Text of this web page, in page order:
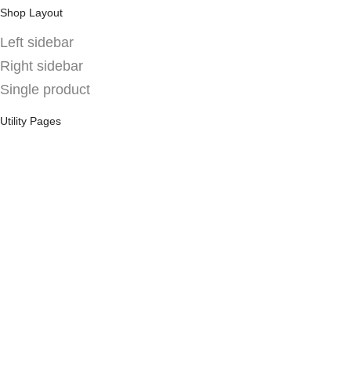
Shop Layout
Left sidebar
Right sidebar
Single product
Utility Pages